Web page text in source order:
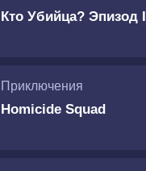
Кто Убийца? Эпизод I
Приключения
Homicide Squad